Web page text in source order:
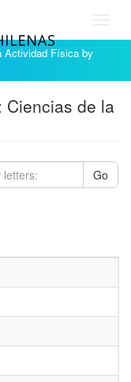
Actividad Física by
Ciencias de la
Go